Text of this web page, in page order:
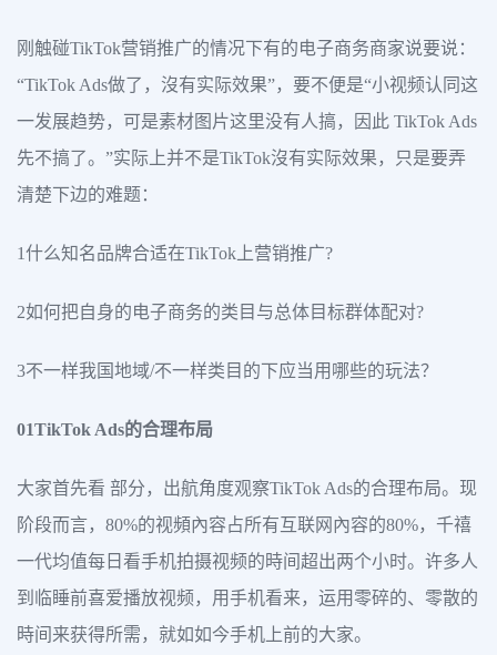
刚触碰TikTok营销推广的情况下有的电子商务商家说要说：
“TikTok Ads做了，沒有实际效果”，要不便是“小视频认同这
一发展趋势，可是素材图片这里没有人搞，因此 TikTok Ads
先不搞了。”实际上并不是TikTok沒有实际效果，只是要弄
清楚下边的难题：
1什么知名品牌合适在TikTok上营销推广?
2如何把自身的电子商务的类目与总体目标群体配对?
3不一样我国地域/不一样类目的下应当用哪些的玩法？
01TikTok Ads的合理布局
大家首先看 部分，出航角度观察TikTok Ads的合理布局。现
阶段而言，80%的视頻內容占所有互联网內容的80%，千禧
一代均值每日看手机拍摄视频的時间超出两个小时。许多人
到临睡前喜爱播放视频，用手机看来，运用零碎的、零散的
時间来获得所需，就如如今手机上前的大家。